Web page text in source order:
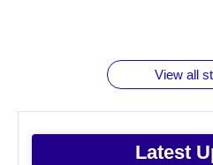
View all
Latest